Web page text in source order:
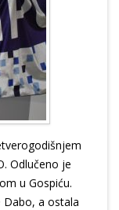
Odlučeno je
u Gospiću.
Dabo, a ostala